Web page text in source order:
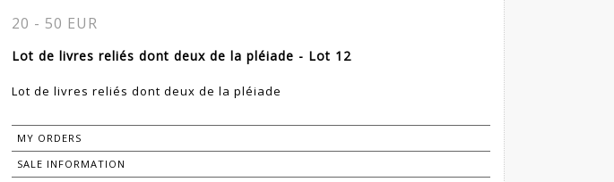
20 - 50 EUR
Lot de livres reliés dont deux de la pléiade - Lot 12
MY ORDERS
SALE INFORMATION